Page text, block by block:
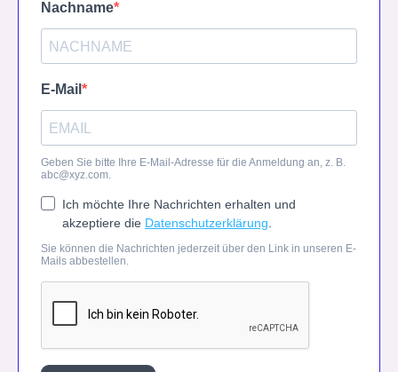
Nachname
E-Mail
Geben Sie bitte Ihre E-Mail-Adresse für die Anmeldung an, z. B.
abc@xyz.com.
Ich möchte Ihre Nachrichten erhalten und
akzeptiere die Datenschutzerklärung
Sie können die Nachrichten jederzeit über den Link in unseren E-
Mails abbestellen.